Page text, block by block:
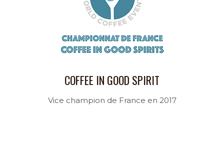
COFFEE IN GOOD SPIRIT
Vice champion de France en 2017